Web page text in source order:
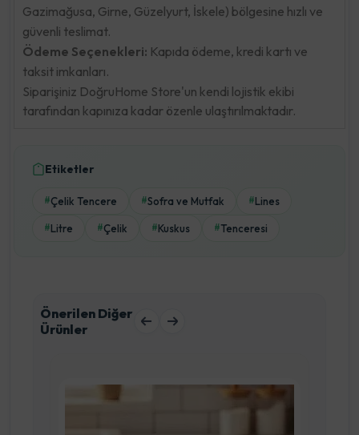
Gazimağusa, Girne, Güzelyurt, İskele) bölgesine hızlı ve
güvenli teslimat.
Ödeme Seçenekleri: Kapıda ödeme, kredi kartı ve
taksit imkanları.
Siparişiniz DoğruHome Store'un kendi lojistik ekibi
tarafından kapınıza kadar özenle ulaştırılmaktadır.
Etiketler
#Çelik Tencere #Sofra ve Mutfak #Lines
#Litre #Çelik #Kuskus #Tenceresi
Önerilen Diğer
Ürünler